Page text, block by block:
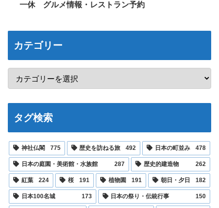
一休 グルメ情報・レストラン予約
カテゴリー
タグ検索
神社仏閣 775 歴史を訪ねる旅 492 日本の町並み 478
日本の庭園・美術館・水族館 287 歴史的建造物 262
紅葉 224 桜 191 植物園 191 朝日・夕日 182
日本100名城 173 日本の祭り・伝統行事 150